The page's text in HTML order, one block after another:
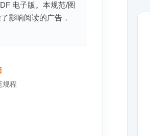
电子版。本规范/图
影响阅读的广告，
规程